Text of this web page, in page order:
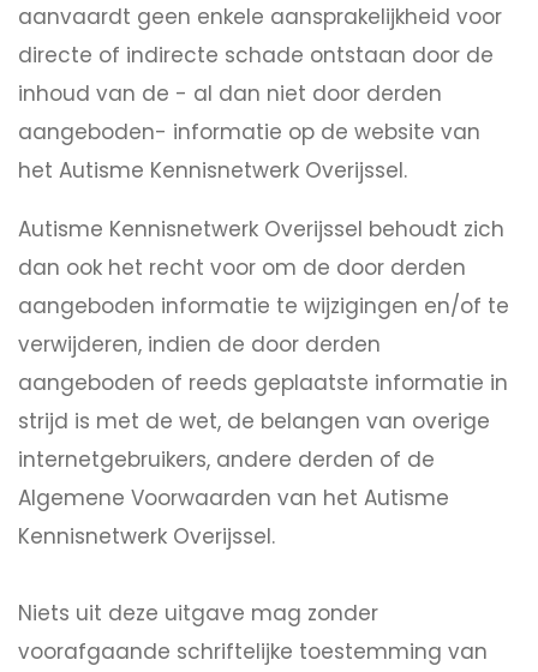
aanvaardt geen enkele aansprakelijkheid voor
directe of indirecte schade ontstaan door de
inhoud van de - al dan niet door derden
aangeboden- informatie op de website van
het Autisme Kennisnetwerk Overijssel.
Autisme Kennisnetwerk Overijssel behoudt zich
dan ook het recht voor om de door derden
aangeboden informatie te wijzigingen en/of te
verwijderen, indien de door derden
aangeboden of reeds geplaatste informatie in
strijd is met de wet, de belangen van overige
internetgebruikers, andere derden of de
Algemene Voorwaarden van het Autisme
Kennisnetwerk Overijssel.
Niets uit deze uitgave mag zonder
voorafgaande schriftelijke toestemming van